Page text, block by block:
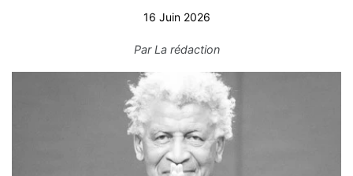
16 Juin 2026
ParLa rédaction